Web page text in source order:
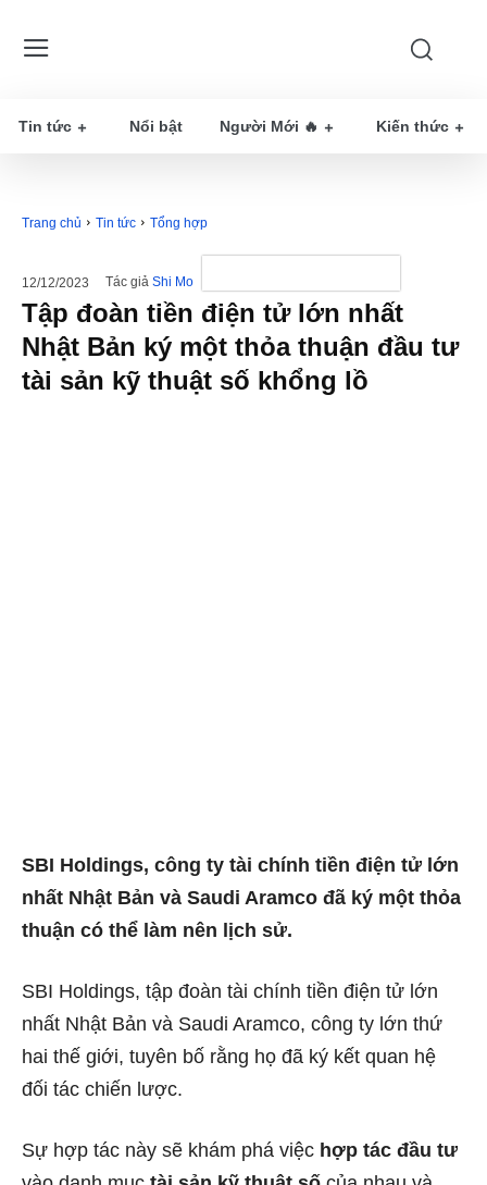
Tin tức Nổi bật Người Mới 🔥 Kiến thức
Trang chủ Tin tức Tổng hợp
12/12/2023 Tác giả Shi Mo
Tập đoàn tiền điện tử lớn nhất
Nhật Bản ký một thỏa thuận đầu tư
tài sản kỹ thuật số khổng lồ
SBI Holdings, công ty tài chính tiền điện tử lớn
nhất Nhật Bản và Saudi Aramco đã ký một thỏa
thuận có thể làm nên lịch sử.
SBI Holdings, tập đoàn tài chính tiền điện tử lớn
nhất Nhật Bản và Saudi Aramco, công ty lớn thứ
hai thế giới, tuyên bố rằng họ đã ký kết quan hệ
đối tác chiến lược.
Sự hợp tác này sẽ khám phá việc hợp tác đầu tư